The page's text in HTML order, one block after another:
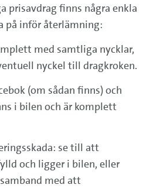
prisavdrag finns några enkla
på inför återlämning:
med samtliga nycklar,
nyckel till dragkroken.
(om sådan finns) och
i bilen och är komplett
se till att
och ligger i bilen, eller
med att